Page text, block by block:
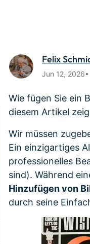
Felix
Jun 12,
Wie fügen Sie ein
diesem Artikel
Wir müssen
Ein einzigartiges
professionelles
sind). Während
Hinzufügen von
durch seine